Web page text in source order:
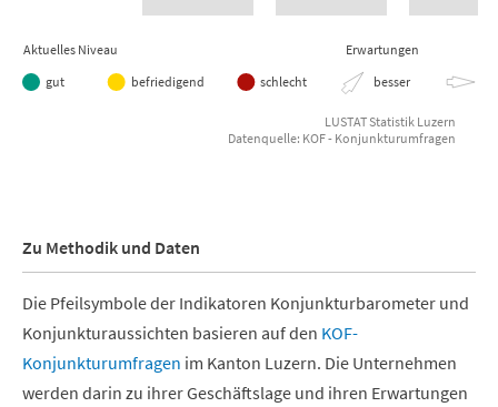
Aktuelles Niveau
Erwartungen
gut
befriedigend schlecht besser
LUSTAT Statistik Luzern
Datenquelle: KOF - Konjunkturumfragen
Zu Methodik und Daten
Die Pfeilsymbole der Indikatoren Konjunkturbarometer und
Konjunkturaussichten basieren auf den KOF-
Konjunkturumfragen im Kanton Luzern. Die Unternehmen
werden darin zu ihrer Geschäftslage und ihren Erwartungen